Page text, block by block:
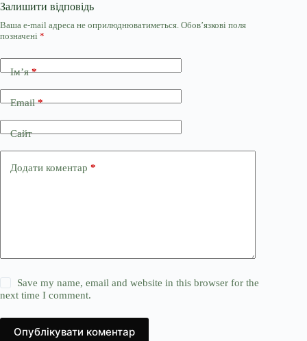
Залишити відповідь
Ваша e-mail адреса не оприлюднюватиметься. Обов’язкові поля
позначені *
Ім’я*
Email*
Сайт
Додати коментар *
Save my name, email and website in this browser for the
next time I comment.
Опублікувати коментар